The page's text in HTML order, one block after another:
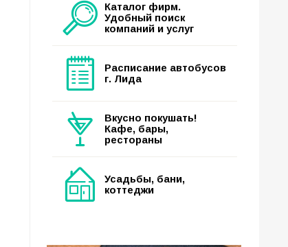
Каталог фирм.
Удобный поиск
компаний и услуг
Расписание автобусов
г. Лида
Вкусно покушать!
Кафе, бары,
рестораны
Усадьбы, бани,
коттеджи